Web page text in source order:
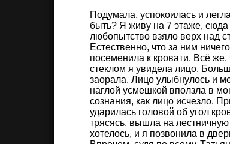
Подумала, успокоилась и
быть? Я живу на 7 этаже, сюда
любопытство взяло верх над
Естественно, что за ним
посеменила к кровати. Всё
стеклом я увидела лицо.
заорала. Лицо улыбнулось и
наглой усмешкой вползла в
сознания, как лицо исчезло.
ударилась головой об угол
трясясь, вышла на лестничную
хотелось, и я позвонила в